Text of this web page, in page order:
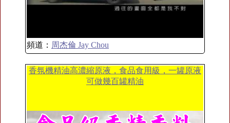
頻道： 周杰倫 Jay Chou
香氛機精油高濃縮原液，食品食用級，一罐原液
可做幾百罐精油